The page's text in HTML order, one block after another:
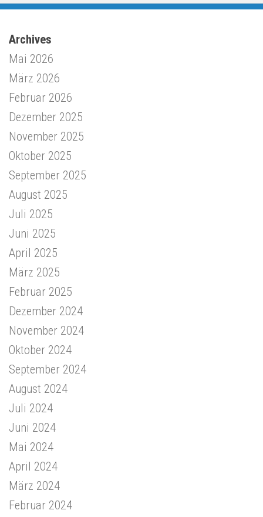
Archives
Mai 2026
März 2026
Februar 2026
Dezember 2025
November 2025
Oktober 2025
September 2025
August 2025
Juli 2025
Juni 2025
April 2025
März 2025
Februar 2025
Dezember 2024
November 2024
Oktober 2024
September 2024
August 2024
Juli 2024
Juni 2024
Mai 2024
April 2024
März 2024
Februar 2024